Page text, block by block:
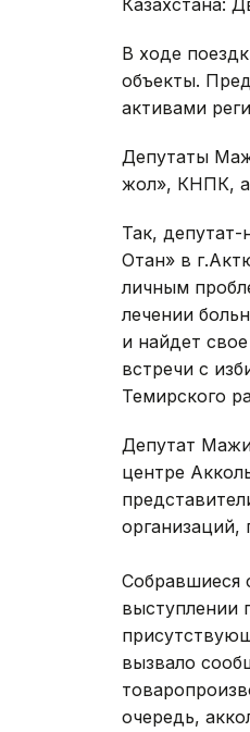
Казахстана:
В ходе
объекты.
активами
Депутаты
жол», КНПК, а
Так,
Отан» в
личным
лечении
и найдет
встречи с
Темирского
Депутат
центре
Собравшиеся
выступлении
вызвало
очередь,